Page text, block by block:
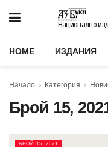
Национално
HOME ИЗДАНИЯ
Начало Категория
Брой 15,
БРОЙ 15, 2021